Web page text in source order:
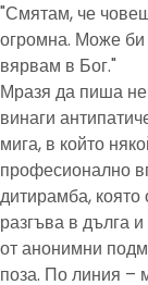
"Смятам, че
огромна. Може
вярвам в Бог."
Мразя да пиша
винаги
мига, в който
професионално
дитирамба, която
разгъва в дълга
от анонимни
поза. По линия –